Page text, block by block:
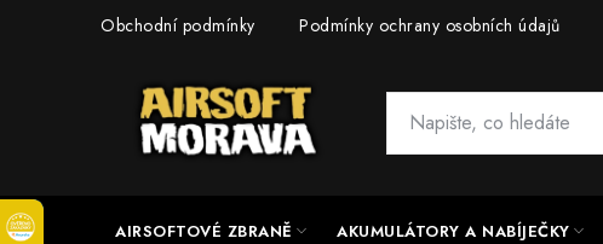
Obchodní podmínky Podmínky ochrany osobních údajů
AIRSOFTOVÉ ZBRANĚ AKUMULÁTORY A NABÍJEČKY